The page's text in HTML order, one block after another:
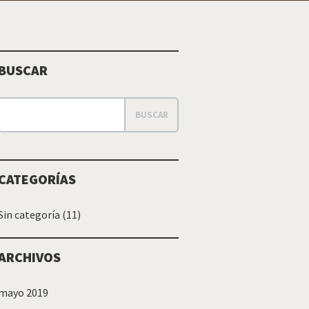
categoría (11)
2019